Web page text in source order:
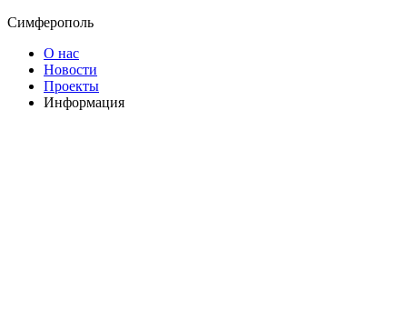
Симферополь
О нас
Новости
Проекты
Информация